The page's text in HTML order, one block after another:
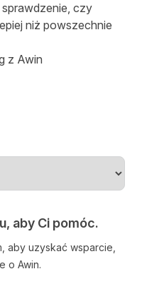
czy
niż powszechnie
z Awin
aby Ci pomóc.
aby uzyskać wsparcie,
o Awin.